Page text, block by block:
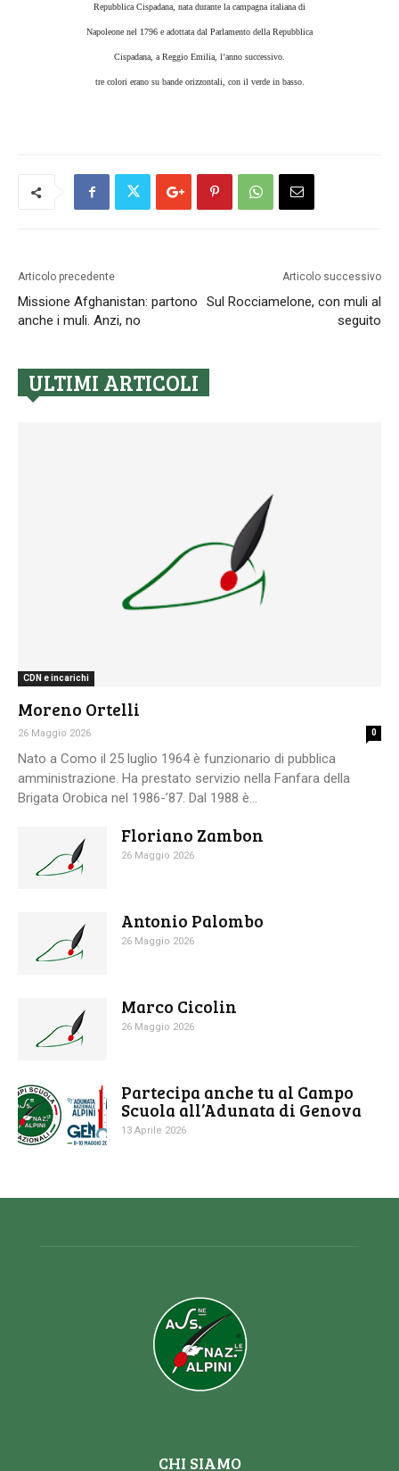
Repubblica Cispadana, nata durante la campagna italiana di
Napoleone nel 1796 e adottata dal Parlamento della Repubblica
Cispadana, a Reggio Emilia, l’anno successivo.
tre colori erano su bande orizzontali, con il verde in basso.
Articolo precedente
Missione Afghanistan: partono
anche i muli. Anzi, no
Articolo successivo
Sul Rocciamelone, con muli al
seguito
ULTIMI ARTICOLI
CDN e incarichi
Moreno Ortelli
26 Maggio 2026 0
Nato a Como il 25 luglio 1964 è funzionario di pubblica
amministrazione. Ha prestato servizio nella Fanfara della
Brigata Orobica nel 1986-’87. Dal 1988 è...
Floriano Zambon
26 Maggio 2026
Antonio Palombo
26 Maggio 2026
Marco Cicolin
26 Maggio 2026
Partecipa anche tu al Campo
Scuola all’Adunata di Genova
13 Aprile 2026
CHI SIAMO